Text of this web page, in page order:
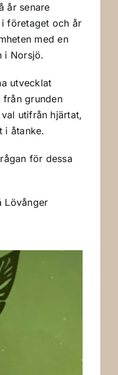
år senare
företaget och år
med en
i Norsjö.
utvecklat
från grunden
utifrån hjärtat,
i åtanke.
för dessa
Lövånger